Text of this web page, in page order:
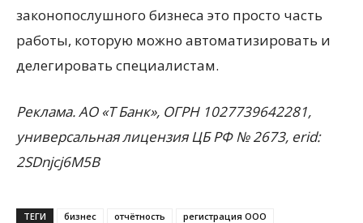
законопослушного бизнеса это просто часть
работы, которую можно автоматизировать и
делегировать специалистам.
Реклама. АО «Т Банк», ОГРН 1027739642281,
универсальная лицензия ЦБ РФ № 2673, erid:
2SDnjcj6M5B
ТЕГИ бизнес отчётность регистрация ООО